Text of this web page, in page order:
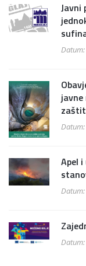
Javni
Datum:
javne
Datum:
Apel
Datum:
Datum: